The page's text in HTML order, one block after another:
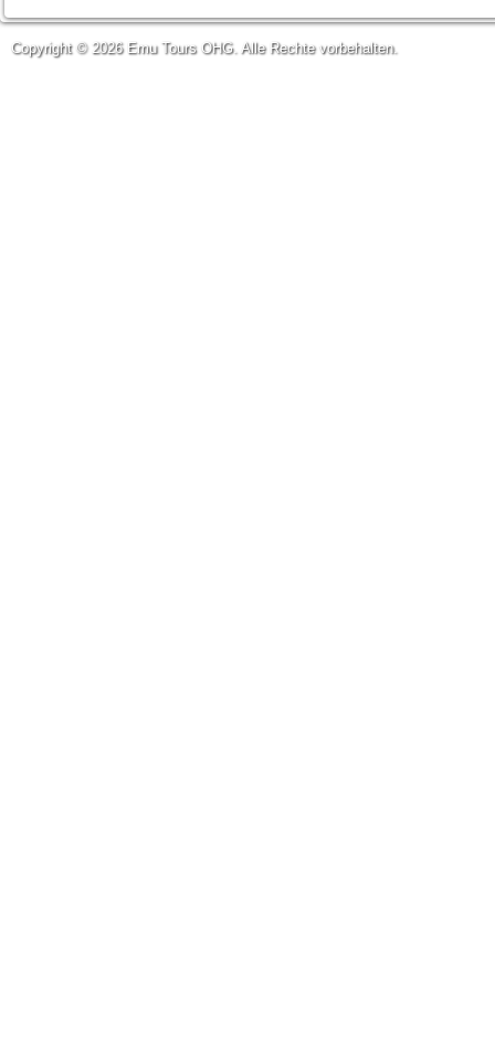
Copyright © 2026 Emu Tours OHG. Alle Rechte vorbehalten.